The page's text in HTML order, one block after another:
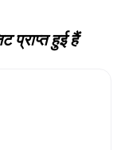
प्राप्त हुई हैं